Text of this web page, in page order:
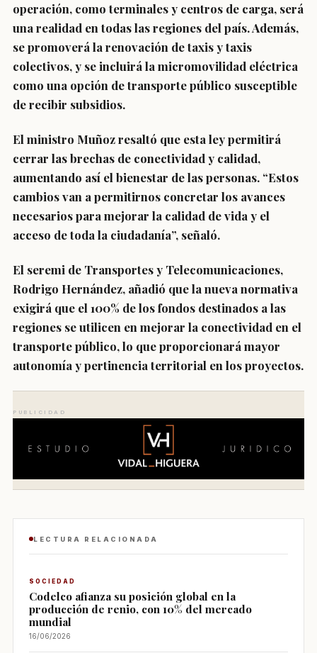
operación, como terminales y centros de carga, será
una realidad en todas las regiones del país. Además,
se promoverá la renovación de taxis y taxis
colectivos, y se incluirá la micromovilidad eléctrica
como una opción de transporte público susceptible
de recibir subsidios.
El ministro Muñoz resaltó que esta ley permitirá
cerrar las brechas de conectividad y calidad,
aumentando así el bienestar de las personas. “Estos
cambios van a permitirnos concretar los avances
necesarios para mejorar la calidad de vida y el
acceso de toda la ciudadanía”, señaló.
El seremi de Transportes y Telecomunicaciones,
Rodrigo Hernández, añadió que la nueva normativa
exigirá que el 100% de los fondos destinados a las
regiones se utilicen en mejorar la conectividad en el
transporte público, lo que proporcionará mayor
autonomía y pertinencia territorial en los proyectos.
PUBLICIDAD
LECTURA RELACIONADA
SOCIEDAD
Codelco afianza su posición global en la
producción de renio, con 10% del mercado
mundial
16/06/2026